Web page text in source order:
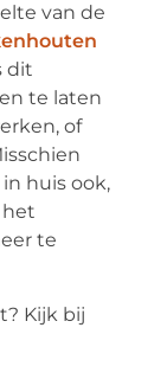
van de
dit
te laten
of
huis ook,
te
Kijk bij